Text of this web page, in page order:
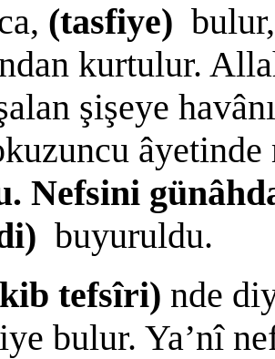
(tasfiye)
kurtulur.
şişeye
Nefsini
buyuruldu.
tefsîri) nde
bulur. Ya’nî